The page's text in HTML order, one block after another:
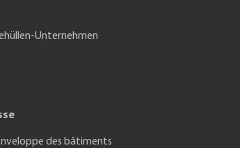
Unternehmen
des bâtiments